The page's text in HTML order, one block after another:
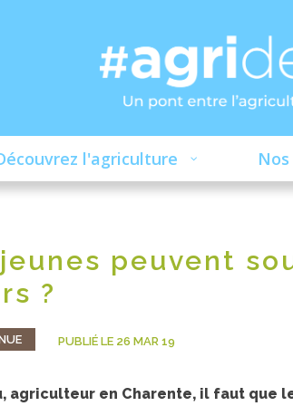
l'agriculture
peuvent
?
PUBLIÉ LE 26 MAR 19
agriculteur en Charente, il faut que